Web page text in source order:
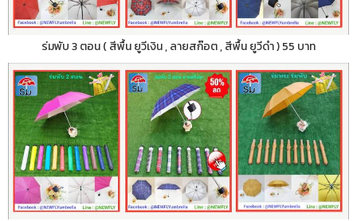
ร่มพับ 3 ตอน ( สีพื้น ยูวีเงิน , ลายสก๊อต , สีพื้น ยูวีดำ ) 55 บาท